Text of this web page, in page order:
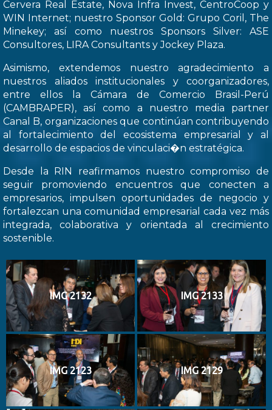
Cervera Real Estate, Nova Infra Invest, CentroCoop y
WIN Internet; nuestro Sponsor Gold: Grupo Coril, The
Minekey; así como nuestros Sponsors Silver: ASE
Consultores, LIRA Consultants y Jockey Plaza.
Asimismo, extendemos nuestro agradecimiento a
nuestros aliados institucionales y coorganizadores,
entre ellos la Cámara de Comercio Brasil-Perú
(CAMBRAPER), así como a nuestro media partner
Canal B, organizaciones que continúan contribuyendo
al fortalecimiento del ecosistema empresarial y al
desarrollo de espacios de vinculaci�n estratégica.
Desde la RIN reafirmamos nuestro compromiso de
seguir promoviendo encuentros que conecten a
empresarios, impulsen oportunidades de negocio y
fortalezcan una comunidad empresarial cada vez más
integrada, colaborativa y orientada al crecimiento
sostenible.
IMG 2132 IMG 2133
IMG 2123 IMG 2129